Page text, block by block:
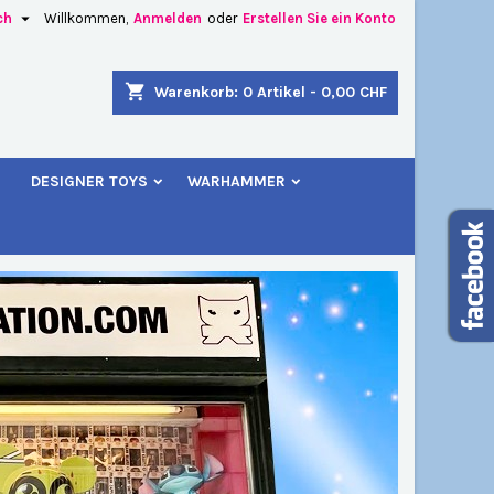
Willkommen, Anmelden oder Erstellen Sie ein Konto

shopping_cart Warenkorb: 0 Artikel - 0,00 CHF
DESIGNER TOYS WARHAMMER